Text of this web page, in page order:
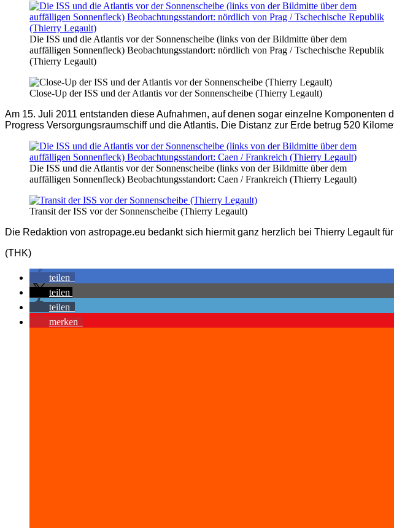
Die ISS und die Atlantis vor der Sonnenscheibe (links von der Bildmitte über dem
auffälligen Sonnenfleck) Beobachtungsstandort: nördlich von Prag / Tschechische Republik
(Thierry Legault)
Close-Up der ISS und der Atlantis vor der Sonnenscheibe (Thierry Legault)
Am 15. Juli 2011 entstanden diese Aufnahmen, auf denen sogar einzelne
Progress Versorgungsraumschiff und die Atlantis. Die Distanz zur Erde betrug 520
Die ISS und die Atlantis vor der Sonnenscheibe (links von der Bildmitte über dem
auffälligen Sonnenfleck) Beobachtungsstandort: Caen / Frankreich (Thierry Legault)
Transit der ISS vor der Sonnenscheibe (Thierry Legault)
Die Redaktion von astropage.eu bedankt sich hiermit ganz herzlich bei Thierry Legault
(THK)
teilen
teilen
teilen
merken